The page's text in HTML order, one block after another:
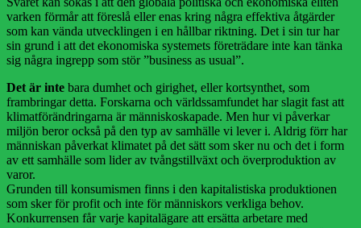
varken förmår att föreslå eller enas kring några effektiva åtgärder
som kan vända utvecklingen i en hållbar riktning. Det i sin tur har
sin grund i att det ekonomiska systemets företrädare inte kan tänka
sig några ingrepp som stör ”business as usual”.
Det är inte bara dumhet och girighet, eller kortsynthet, som
frambringar detta. Forskarna och världssamfundet har slagit fast att
klimatförändringarna är människoskapade. Men hur vi påverkar
miljön beror också på den typ av samhälle vi lever i. Aldrig förr har
människan påverkat klimatet på det sätt som sker nu och det i form
av ett samhälle som lider av tvångstillväxt och överproduktion av
varor.
Grunden till konsumismen finns i den kapitalistiska produktionen
som sker för profit och inte för människors verkliga behov.
Konkurrensen får varje kapitalägare att ersätta arbetare med